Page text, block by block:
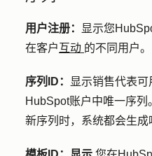
用户注册： 显示您
在客户互动 的不同用户。
序列ID：
显示销售代表
HubSpot账户中唯一序
新序列时，系统都会生成